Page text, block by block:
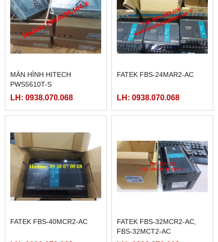
MÀN HÌNH HITECH
PWS5610T-S
LH: 0938.070.068
FATEK FBS-24MAR2-AC
LH: 0938.070.068
FATEK FBS-40MCR2-AC
FATEK FBS-32MCR2-AC,
FBS-32MCT2-AC